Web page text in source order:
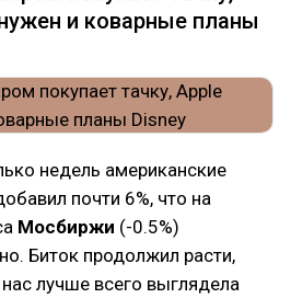
и коварные планы
недель американские
почти 6%, что на
Мосбиржи (-0.5%)
Биток продолжил расти,
лучше всего выглядела